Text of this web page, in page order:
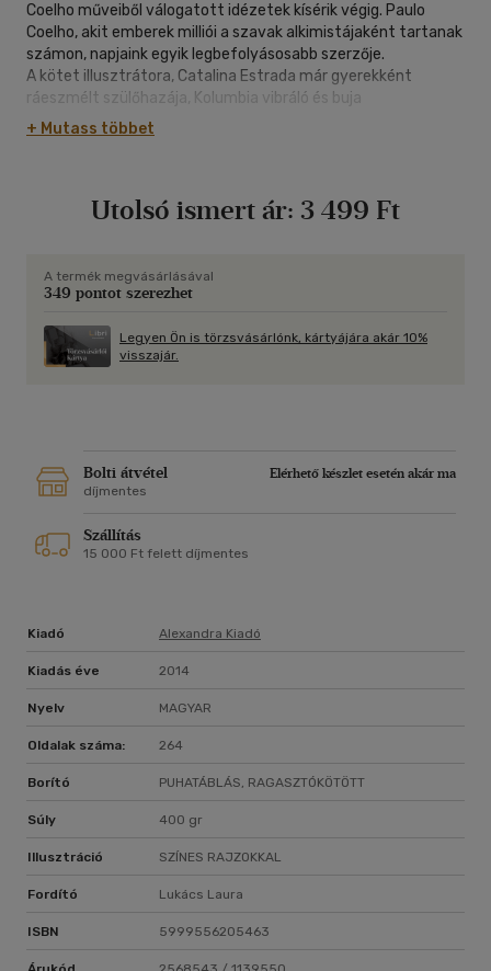
Coelho műveiből válogatott idézetek kísérik végig. Paulo
Coelho, akit emberek milliói a szavak alkimistájaként tartanak
számon, napjaink egyik legbefolyásosabb szerzője.
A kötet illusztrátora, Catalina Estrada már gyerekként
ráeszmélt szülőhazája, Kolumbia vibráló és buja
természetére. Munkáiban, erőteljes színhasználatában ma is
jelen van ugyanez a csodával teli rajongás.
+ Mutass többet
Utolsó ismert ár: 3 499 Ft
A termék megvásárlásával
349 pontot szerezhet
Legyen Ön is törzsvásárlónk, kártyájára akár 10%
visszajár.
Bolti átvétel
Elérhető készlet esetén akár ma
díjmentes
Szállítás
15 000 Ft felett díjmentes
Kiadó Alexandra Kiadó
Kiadás éve 2014
Nyelv MAGYAR
Oldalak száma: 264
Borító PUHATÁBLÁS, RAGASZTÓKÖTÖTT
Súly 400 gr
Illusztráció SZÍNES RAJZOKKAL
Fordító Lukács Laura
ISBN 5999556205463